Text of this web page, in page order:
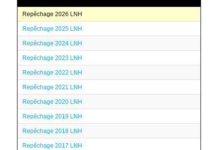
Repêchage 2026 LNH
Repêchage 2025 LNH
Repêchage 2024 LNH
Repêchage 2023 LNH
Repêchage 2022 LNH
Repêchage 2021 LNH
Repêchage 2020 LNH
Repêchage 2019 LNH
Repêchage 2018 LNH
Repêchage 2017 LNH